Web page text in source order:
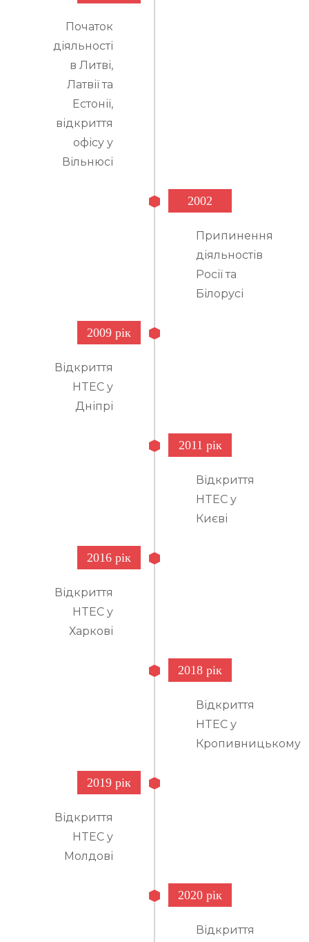
Початок
діяльності
в Литві,
Латвії та
Естонії,
відкриття
офісу у
Вільнюсі
2002
Припинення
діяльностів
Росії та
Білорусі
2009 рік
Відкриття
HTEC у
Дніпрі
2011 рік
Відкриття
HTEC у
Києві
2016 рік
Відкриття
HTEC у
Харкові
2018 рік
Відкриття
HTEC у
Кропивницькому
2019 рік
Відкриття
HTEC у
Молдові
2020 рік
Відкриття